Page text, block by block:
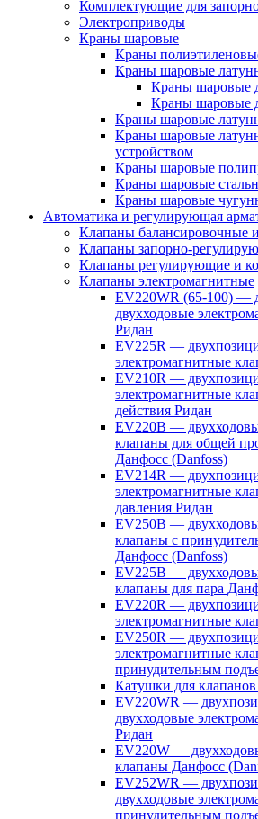
Комплектующие для
Электроприводы
Краны шаровые
Краны
Краны шаровые
Краны шаровые
Краны шаровые
Краны шаровые
Краны шаровые
устройством
Краны шаровые
Краны шаровые
Краны шаровые
Автоматика и регулирующая
Клапаны балансировочные
Клапаны запорно-
Клапаны регулирующие и
Клапаны электромагнитные
EV220WR (65-100) —
двухходовые
Ридан
EV225R —
электромагнитные
EV210R —
электромагнитные
действия Ридан
EV220B —
клапаны для общей
Данфосс (Danfoss)
EV214R —
электромагнитные
давления Ридан
EV250B —
клапаны с
Данфосс (Danfoss)
EV225B —
клапаны для пара
EV220R —
электромагнитные
EV250R —
электромагнитные
принудительным
Катушки для
EV220WR —
двухходовые
Ридан
EV220W —
клапаны Данфосс
EV252WR —
двухходовые
принудительным